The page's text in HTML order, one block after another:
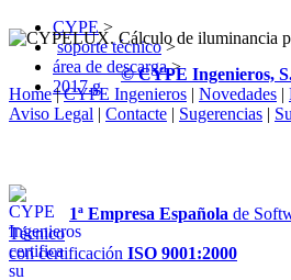
CYPE >
soporte técnico>
área de descarga>
2017.g
© CYPE Ingenieros,
Home|CYPE Ingenieros | Novedades |
Aviso Legal | Contacte | Sugerencias |
1ª Empresa Española de
Técnico
con certificación ISO 9001:2000